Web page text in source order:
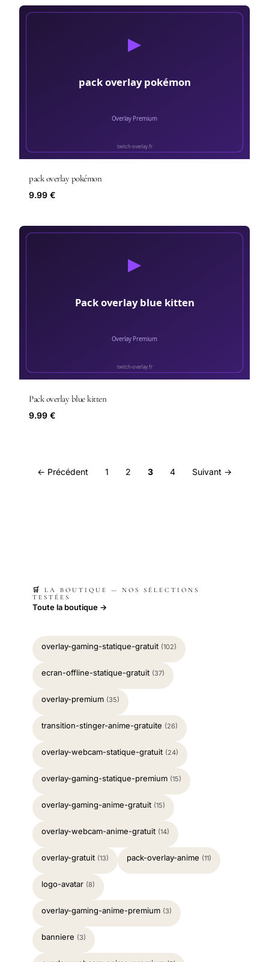
pack overlay pokémon
9.99 €
Pack overlay blue kitten
9.99 €
← Précédent 1 2 3 4 Suivant →
🛒 LA BOUTIQUE — NOS SÉLECTIONS
TESTÉES
Toute la boutique →
overlay-gaming-statique-gratuit (102)
ecran-offline-statique-gratuit (37)
overlay-premium (35)
transition-stinger-anime-gratuite (26)
overlay-webcam-statique-gratuit (24)
overlay-gaming-statique-premium (15)
overlay-gaming-anime-gratuit (15)
overlay-webcam-anime-gratuit (14)
overlay-gratuit (13) pack-overlay-anime (11)
logo-avatar (8)
overlay-gaming-anime-premium (3)
banniere (3)